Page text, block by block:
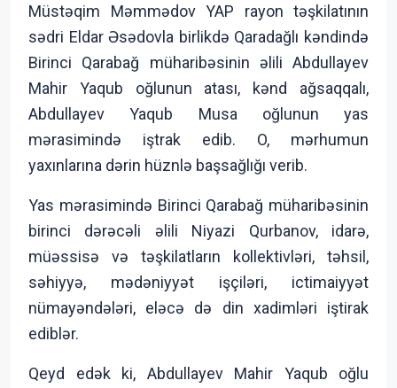
Müstəqim Məmmədov YAP rayon təşkilatının
sədri Eldar Əsədovla birlikdə Qaradağlı kəndində
Birinci Qarabağ müharibəsinin əlili Abdullayev
Mahir Yaqub oğlunun atası, kənd ağsaqqalı,
Abdullayev Yaqub Musa oğlunun yas
mərasimində iştrak edib. O, mərhumun
yaxınlarına dərin hüznlə başsağlığı verib.
Yas mərasimində Birinci Qarabağ müharibəsinin
birinci dərəcəli əlili Niyazi Qurbanov, idarə,
müəssisə və təşkilatların kollektivləri, təhsil,
səhiyyə, mədəniyyət işçiləri, ictimaiyyət
nümayəndələri, eləcə də din xadimləri iştirak
ediblər.
Qeyd edək ki, Abdullayev Mahir Yaqub oğlu